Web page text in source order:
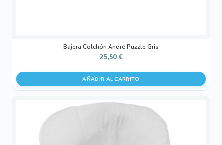
Bajera Colchón André Puzzle Gris
25,50 €
AÑADIR AL CARRITO